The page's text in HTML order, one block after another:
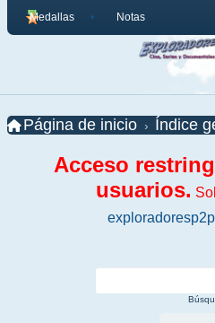
Medallas Notas
Página de inicio Índice
Acceso
usuarios.